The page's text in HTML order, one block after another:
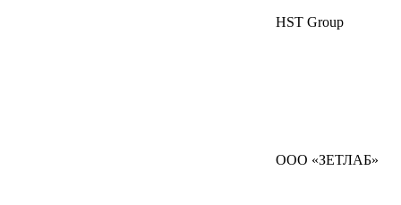
HST Group
ООО «ЗЕТЛАБ»